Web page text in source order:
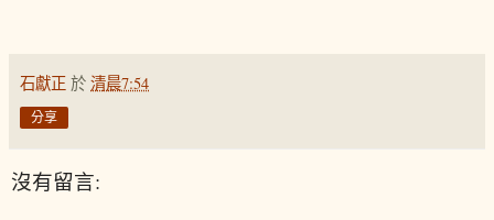
石獻正 於 清晨7:54
分享
沒有留言: